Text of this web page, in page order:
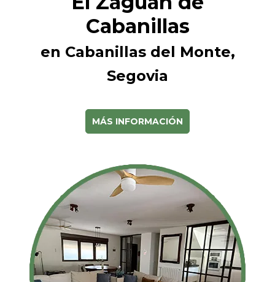
Cabanillas
en Cabanillas del Monte,
Segovia
MÁS INFORMACIÓN